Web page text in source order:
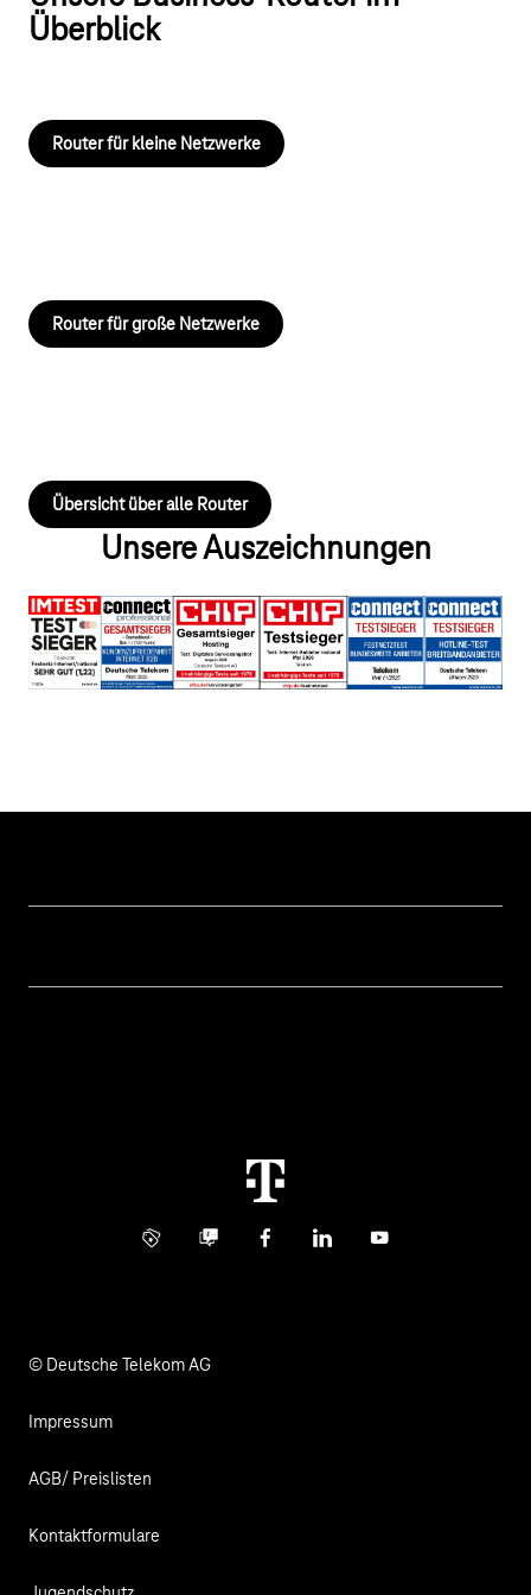
Überblick
Router für kleine Netzwerke
Router für große Netzwerke
Übersicht über alle Router
Unsere Auszeichnungen
Info ServiceBusiness Community
FacebookLinkedInYouTube
© Deutsche Telekom AG
Impressum
AGB/ Preislisten
Kontaktformulare